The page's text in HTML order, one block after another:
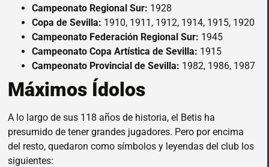
Campeonato Regional Sur: 1928
Copa de Sevilla: 1910, 1911, 1912, 1914, 1915, 1920
Campeonato Federación Regional Sur: 1945
Campeonato Copa Artística de Sevilla: 1915
Campeonato Provincial de Sevilla: 1982, 1986, 1987
Máximos Ídolos
A lo largo de sus 118 años de historia, el Betis ha
presumido de tener grandes jugadores. Pero por encima
del resto, quedaron como símbolos y leyendas del club los
siguientes: